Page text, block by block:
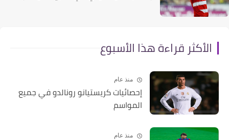
الأكثر قراءة هذا الأسبوع
منذ عام
إحصائيات كريستيانو رونالدو في جميع
المواسم
منذ عام